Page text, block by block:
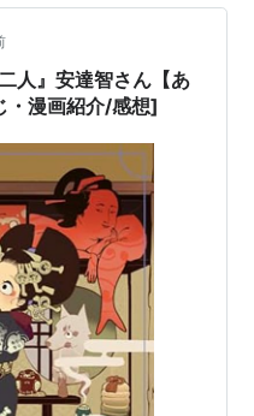
。 「もし。……どうかな
おかげんでもお悪いの
…
人』安達智さん【あ
・漫画紹介/感想]